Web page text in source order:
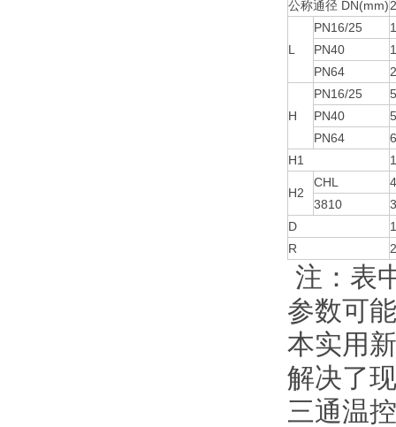
公称通径 DN(mm)
L
PN16/25
PN40
PN64
H
PN16/25
PN40
PN64
H1
H2
CHL
3810
D
R
注：表
参数可
本实用
解决了
三通温